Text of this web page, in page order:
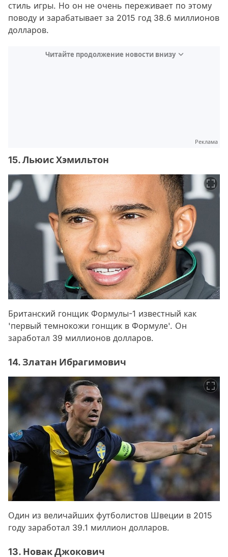
стиль игры. Но он не очень переживает по этому
поводу и зарабатывает за 2015 год 38.6 миллионов
долларов.
Читайте продолжение новости внизу
Реклама
15. Льюис Хэмильтон
Британский гонщик Формулы-1 известный как
'первый темнокожи гонщик в Формуле'. Он
заработал 39 миллионов долларов.
14. Златан Ибрагимович
Один из величайших футболистов Швеции в 2015
году заработал 39.1 миллион долларов.
13. Новак Джокович